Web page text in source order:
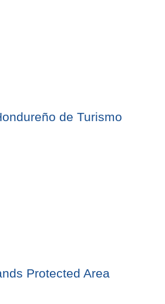
de Turismo
Protected Area